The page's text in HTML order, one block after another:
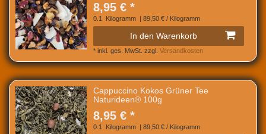
8,95 € *
0.1 Kilogramm | 89,50 € / Kilogramm
In den Warenkorb
* inkl. ges. MwSt. zzgl. Versandkosten
Cappuccino Kokos Grüner Tee
Naturideen® 100g
8,95 € *
0.1 Kilogramm | 89,50 € / Kilogramm